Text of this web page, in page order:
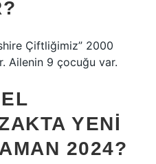
Çiftliğimiz” 2000
Ailenin 9 çocuğu var.
YENI
2024?